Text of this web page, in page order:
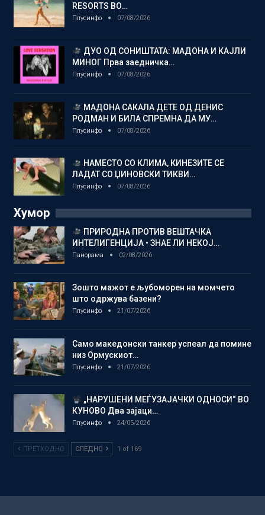
RESORTS ВО…
Плусинфо 07/08/2026
ДУО ОД СОНИШТАТА: МАДОНА И КАЈЛИ
МИНОГ Прва заедничка…
Плусинфо 07/08/2026
МАДОНА САКАЛА ДЕТЕ ОД ДЕНИС
РОДМАН И БИЛА СПРЕМНА ДА МУ…
Плусинфо 07/08/2026
НАМЕСТО СО КЛИМА, КИНЕЗИТЕ СЕ
ЛАДАТ СО ЏИНОВСКИ ТИКВИ…
Плусинфо 07/08/2026
Хумор
ПРИРОДНА ПРОТИВ ВЕШТАЧКА
ИНТЕЛИГЕНЦИЈА • ЗНАЕ ЛИ НЕКОЈ…
Панорама 02/08/2026
Зошто мажот е љубоморен на момчето
што одржува базени?
Плусинфо 21/07/2026
Само македонски танкер успеал да помине
низ Ормускиот…
Плусинфо 21/07/2026
„НАРУШЕНИ МЕЃУЗАЈАЧКИ ОДНОСИ“ ВО
КУНОВО Два зајаци…
Плусинфо 24/05/2026
ПРЕТХОДНО СЛЕДНО 1 of 169